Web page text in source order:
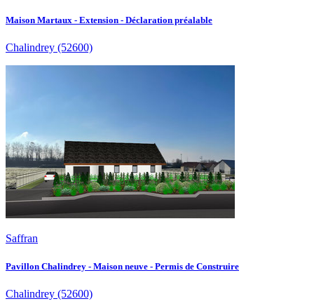
Maison Martaux - Extension - Déclaration préalable
Chalindrey (52600)
Saffran
Pavillon Chalindrey - Maison neuve - Permis de Construire
Chalindrey (52600)